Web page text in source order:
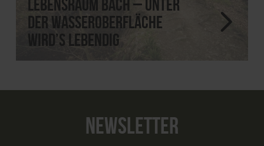
Lebensraum Bach – unter
der Wasseroberfläche
wird’s lebendig
NEWSLETTER